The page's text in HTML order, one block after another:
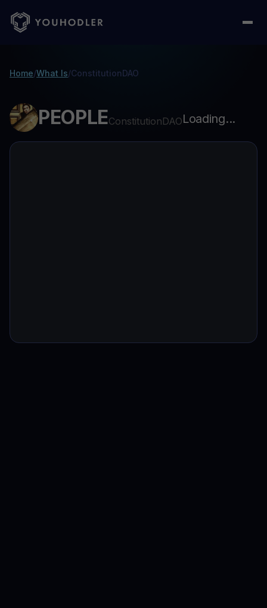
Home/What Is/ConstitutionDAO
PEOPLEConstitutionDAOLoading...